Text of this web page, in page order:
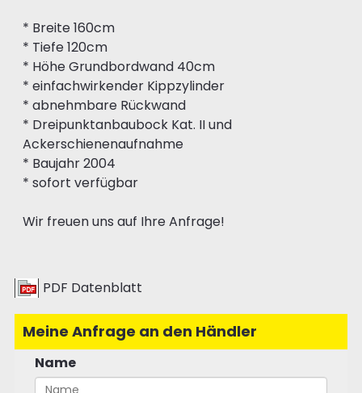
* Breite 160cm
* Tiefe 120cm
* Höhe Grundbordwand 40cm
* einfachwirkender Kippzylinder
* abnehmbare Rückwand
* Dreipunktanbaubock Kat. II und
Ackerschienenaufnahme
* Baujahr 2004
* sofort verfügbar
Wir freuen uns auf Ihre Anfrage!
PDF Datenblatt
Meine Anfrage an den Händler
Name